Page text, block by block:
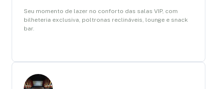
Seu momento de lazer no conforto das salas VIP, com
bilheteria exclusiva, poltronas reclináveis, lounge e snack
bar.